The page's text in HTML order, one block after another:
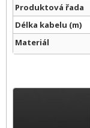
Produktová řada
Délka kabelu (m)
Materiál